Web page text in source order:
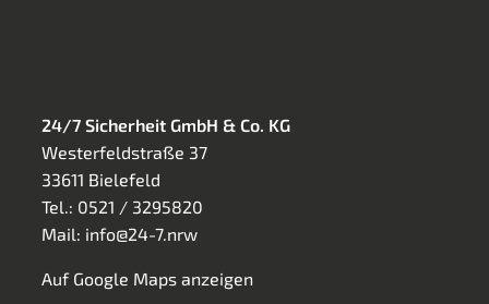
24/7 Sicherheit GmbH & Co. KG
Westerfeldstraße 37
33611 Bielefeld
Tel.: 0521 / 3295820
Mail: info@24-7.nrw
Auf Google Maps anzeigen